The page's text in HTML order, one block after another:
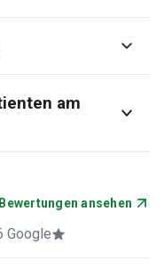
am
ansehen
4.6 Google